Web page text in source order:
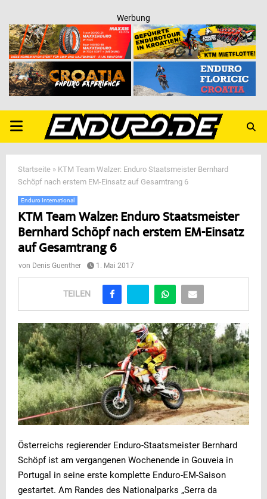
Werbung
PRIMARY
MENU
Startseite » KTM Team Walzer: Enduro Staatsmeister Bernhard
Schöpf nach erstem EM-Einsatz auf Gesamtrang 6
Enduro International
KTM Team Walzer: Enduro Staatsmeister
Bernhard Schöpf nach erstem EM-Einsatz
auf Gesamtrang 6
von Denis Guenther 1. Mai 2017
TEILEN
Österreichs regierender Enduro-Staatsmeister Bernhard
Schöpf ist am vergangenen Wochenende in Gouveia in
Portugal in seine erste komplette Enduro-EM-Saison
gestartet. Am Randes des Nationalparks „Serra da